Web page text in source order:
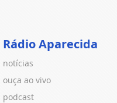
Rádio Aparecida
notícias
ouça ao vivo
podcast